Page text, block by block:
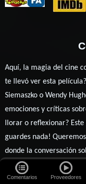
Comentarios Proveedores
Aquí, la magia del cine
te llevó ver esta
Siemaszko o Wendy
emociones y críticas
llorar o reflexionar?
guardes nada!
donde la conversación
Únete a la charla y
¡Los comentarios son la